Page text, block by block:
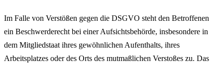
Im Falle von Verstößen gegen die DSGVO steht den Betroffenen
ein Beschwerderecht bei einer Aufsichtsbehörde, insbesondere in
dem Mitgliedstaat ihres gewöhnlichen Aufenthalts, ihres
Arbeitsplatzes oder des Orts des mutmaßlichen Verstoßes zu. Das